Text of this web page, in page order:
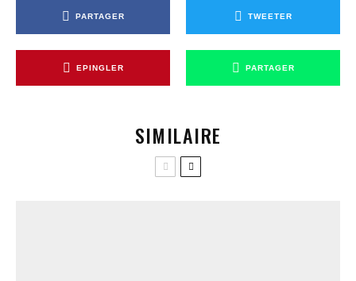
PARTAGER TWEETER
EPINGLER PARTAGER
SIMILAIRE